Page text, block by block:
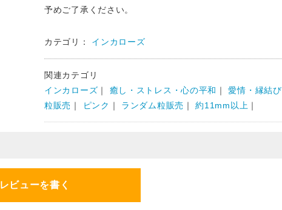
予めご了承ください。
カテゴリ： インカローズ
関連カテゴリ
インカローズ ｜ 癒し・ストレス・心の平和 ｜愛情・縁結び
粒販売 ｜ ピンク ｜ ランダム粒販売 ｜約11mm以上 ｜
レビューを書く